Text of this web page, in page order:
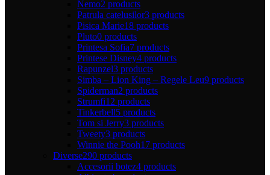
Nemo2 products
Patrula catelusilor3 products
Pisica Marie18 products
Pluto0 products
Printesa Sofia7 products
Printese Disney4 products
Rapunzel3 products
Simba – Lion King – Regele Leu9 products
Spiderman2 products
Strumfi12 products
Tinkerbell5 products
Tom si Jerry3 products
Tweety3 products
Winnie the Pooh17 products
Diverse290 products
Accesorii botez4 products